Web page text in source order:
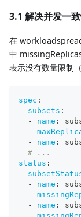
3.1 解决并发一
在
中
表示没有数量限制
spec :
subsets :
-
name :
-
name :
# ...
status :
-
name :
-
name :